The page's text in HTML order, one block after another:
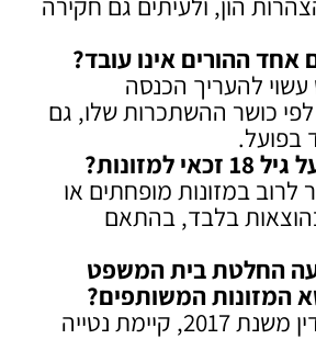
ההורים אינו עובד?
להעריך הכנסה
לפי כושר ההשתכרות שלו, גם
בפועל.
למזונות
?
לרוב במזונות מופחתים או
בלבד, בהתאם
החלטת בית המשפט
המזונות המשותפים?
מאז פסק הדין משנת 2017, קיימת נטייה